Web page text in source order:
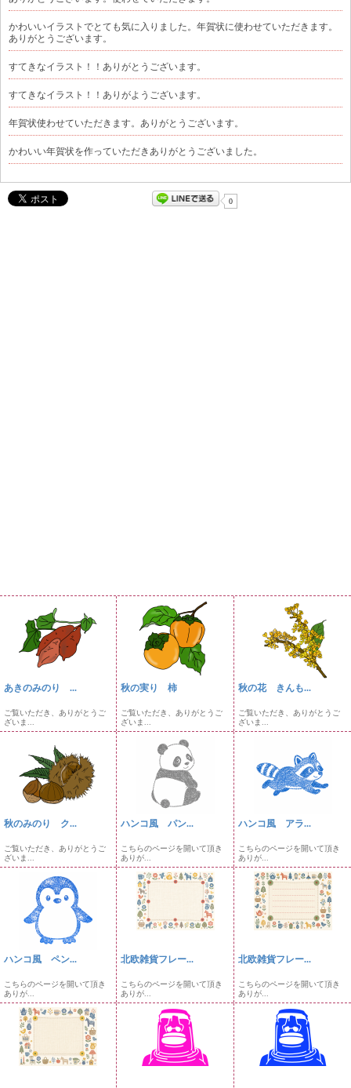
かわいいイラストでとても気に入りました。年賀状に使わせていただきます。
ありがとうございます。
すてきなイラスト！！ありがとうございます。
すてきなイラスト！！ありがようございます。
年賀状使わせていただきます。ありがとうございます。
かわいい年賀状を作っていただきありがとうございました。
0
あきのみのり ...
ご覧いただき、ありがとうご
ざいま...
秋の実り 柿
ご覧いただき、ありがとうご
ざいま...
秋の花 きんも...
ご覧いただき、ありがとうご
ざいま...
秋のみのり ク...
ご覧いただき、ありがとうご
ざいま...
ハンコ風 パン...
こちらのページを開いて頂き
ありが...
ハンコ風 アラ...
こちらのページを開いて頂き
ありが...
ハンコ風 ペン...
こちらのページを開いて頂き
ありが...
北欧雑貨フレー...
こちらのページを開いて頂き
ありが...
北欧雑貨フレー...
こちらのページを開いて頂き
ありが...